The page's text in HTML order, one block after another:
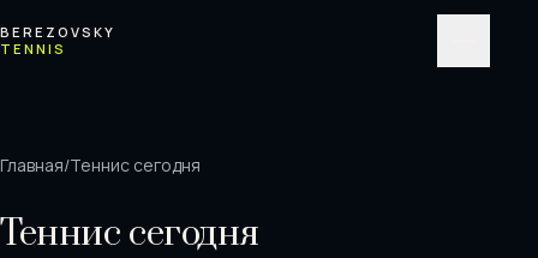
BEREZOVSKY
TENNIS
Главная/Теннис сегодня
Теннис сегодня